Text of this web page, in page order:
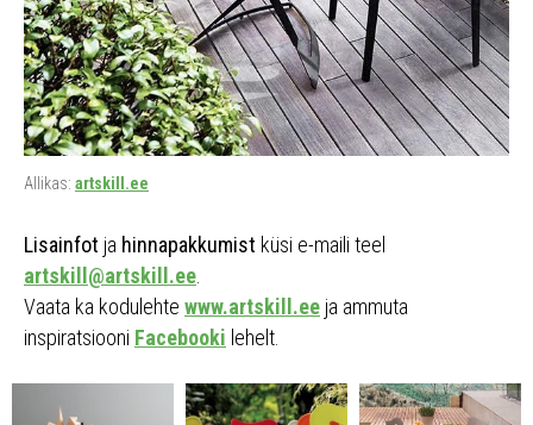
Allikas: artskill.ee
Lisainfot ja hinnapakkumist küsi e-maili teel
artskill@artskill.ee
Vaata ka kodulehte www.artskill.ee ja ammuta
inspiratsiooni Facebooki lehelt.